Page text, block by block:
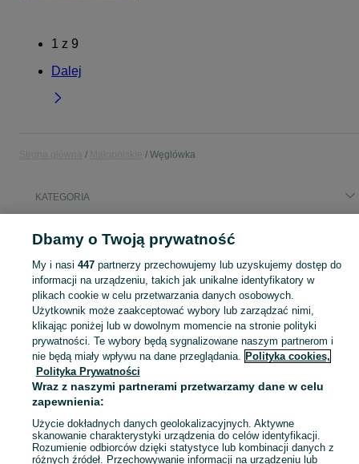
1 z 9
Dalej
Węglówka
KATEGORIA
Popularne wyszukiwania
Skorzystaj z największego serwisu ogłoszeniowego - Węglówka i okolice! Kupuj to, czego pragniesz i sprzedawaj to, czego już nie potrzebujesz!
Mapa kategorii
Mapa miejscowości
Mapa ministron
Popularne wyszukiwania
Dbamy o Twoją prywatność
My i nasi 447partnerzy przechowujemy lub uzyskujemy dostęp do
informacji na urządzeniu, takich jak unikalne identyfikatory w
plikach cookie w celu przetwarzania danych osobowych.
Użytkownik może zaakceptować wybory lub zarządzać nimi,
klikając poniżej lub w dowolnym momencie na stronie polityki
prywatności. Te wybory będą sygnalizowane naszym partnerom i
nie będą miały wpływu na dane przeglądania. Polityka cookies,
Polityka Prywatności
Wraz z naszymi partnerami przetwarzamy dane w celu
zapewnienia:
Użycie dokładnych danych geolokalizacyjnych. Aktywne
skanowanie charakterystyki urządzenia do celów identyfikacji.
Rozumienie odbiorców dzięki statystyce lub kombinacji danych z
różnych źródeł. Przechowywanie informacji na urządzeniu lub